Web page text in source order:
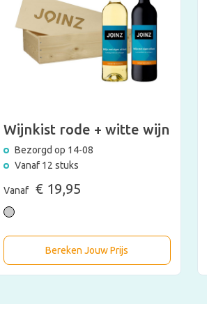
Wijnkist rode + witte wijn
Bezorgd op 14-08
Vanaf 12 stuks
Vanaf € 19,95
Bereken Jouw Prijs